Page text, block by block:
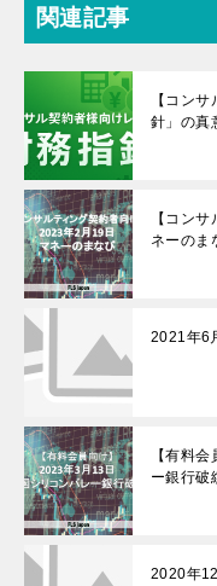
関連記事
【コン
針」の真
【コン
ネーのま
2021年6
【有料
ー銀行破
2020年